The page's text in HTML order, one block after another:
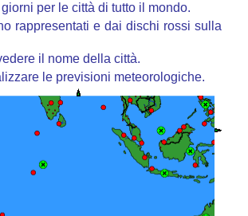
per le città di tutto il mondo.
rappresentati e dai dischi rossi sulla
il nome della città.
le previsioni meteorologiche.